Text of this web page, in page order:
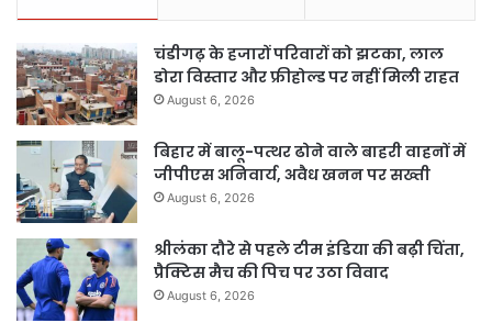
चंडीगढ़ के हजारों परिवारों को झटका, लाल
डोरा विस्तार और फ्रीहोल्ड पर नहीं मिली राहत
August 6, 2026
बिहार में बालू-पत्थर ढोने वाले बाहरी वाहनों में
जीपीएस अनिवार्य, अवैध खनन पर सख्ती
August 6, 2026
श्रीलंका दौरे से पहले टीम इंडिया की बढ़ी चिंता,
प्रैक्टिस मैच की पिच पर उठा विवाद
August 6, 2026